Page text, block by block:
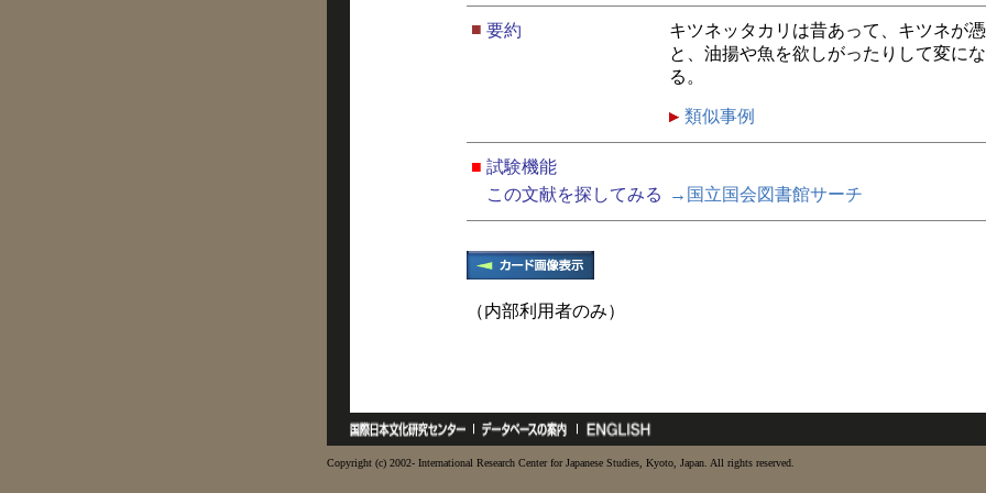
■ 要約
キツネッタカリは昔あって、キツネが憑
と、油揚や魚を欲しがったりして変にな
る。
類似事例
■ 試験機能
この文献を探してみる
→国立国会図書館サーチ
（内部利用者のみ）
Copyright (c) 2002- International Research Center for Japanese Studies, Kyoto, Japan. All rights reserved.